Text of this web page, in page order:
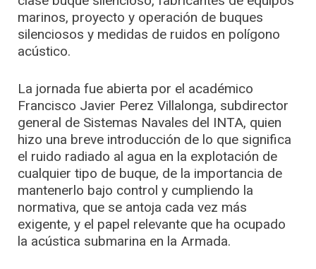
marinos, proyecto y operación de buques
silenciosos y medidas de ruidos en polígono
acústico.
La jornada fue abierta por el académico
Francisco Javier Perez Villalonga, subdirector
general de Sistemas Navales del INTA, quien
hizo una breve introducción de lo que significa
el ruido radiado al agua en la explotación de
cualquier tipo de buque, de la importancia de
mantenerlo bajo control y cumpliendo la
normativa, que se antoja cada vez más
exigente, y el papel relevante que ha ocupado
la acústica submarina en la Armada.